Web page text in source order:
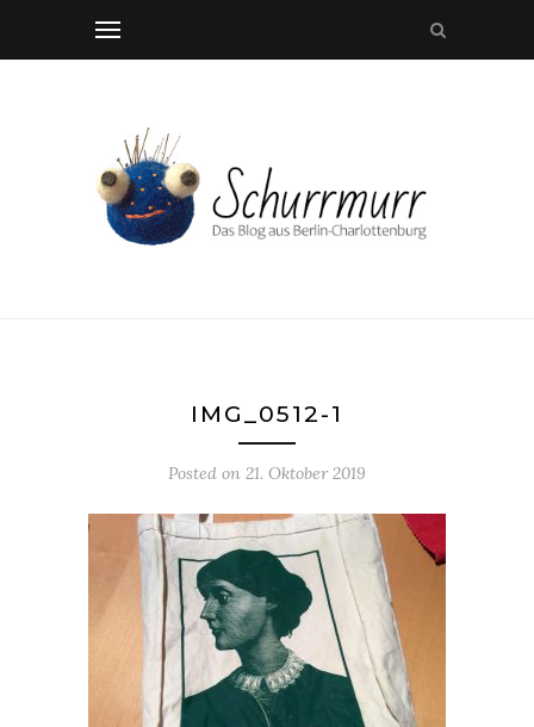
IMG_0512-1
Posted on 21. Oktober 2019